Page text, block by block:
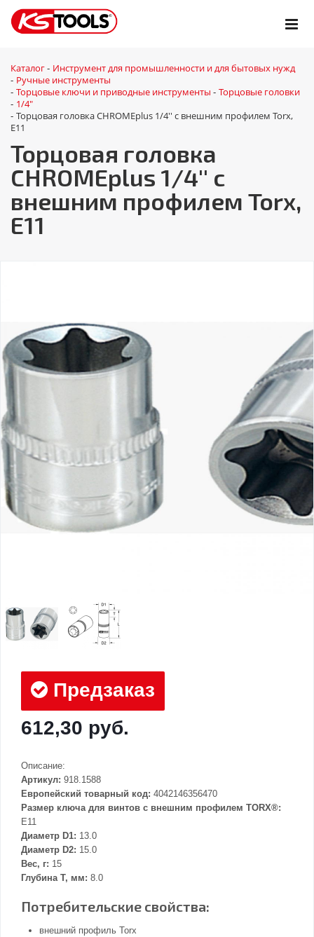
Каталог - Инструмент для промышленности и для бытовых нужд
- Ручные инструменты
- Торцовые ключи и приводные инструменты - Торцовые головки
- 1/4"
- Торцовая головка CHROMEplus 1/4'' с внешним профилем Torx,
E11
Торцовая головка
CHROMEplus 1/4'' с
внешним профилем Torx,
E11
Предзаказ
612,30 руб.
Описание:
Артикул: 918.1588
Европейский товарный код: 4042146356470
Размер ключа для винтов с внешним профилем TORX®:
E11
Диаметр D1: 13.0
Диаметр D2: 15.0
Вес, г: 15
Глубина Т, мм: 8.0
Потребительские свойства:
внешний профиль Torx